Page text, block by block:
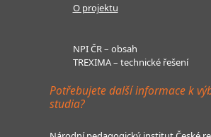
O projektu
NPI ČR – obsah
TREXIMA – technické řešení
Potřebujete další informace k
studia?